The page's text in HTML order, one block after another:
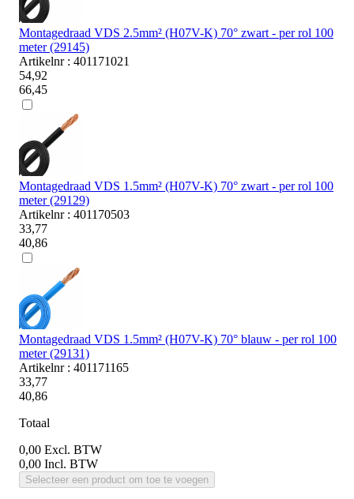
Montagedraad VDS 2.5mm² (H07V-K) 70° zwart - per rol 100
meter (29145)
Artikelnr : 401171021
54,92
66,45
Montagedraad VDS 1.5mm² (H07V-K) 70° zwart - per rol 100
meter (29129)
Artikelnr : 401170503
33,77
40,86
Montagedraad VDS 1.5mm² (H07V-K) 70° blauw - per rol 100
meter (29131)
Artikelnr : 401171165
33,77
40,86
Totaal
0,00 Excl. BTW
0,00 Incl. BTW
Selecteer een product om toe te voegen